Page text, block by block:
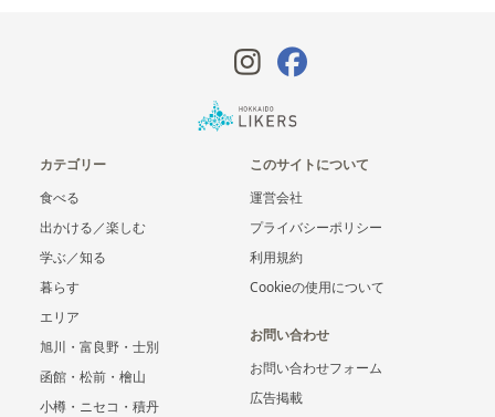
カテゴリー
食べる
出かける／楽しむ
学ぶ／知る
暮らす
エリア
旭川・富良野・士別
函館・松前・檜山
小樽・ニセコ・積丹
このサイトについて
運営会社
プライバシーポリシー
利用規約
Cookieの使用について
お問い合わせ
お問い合わせフォーム
広告掲載